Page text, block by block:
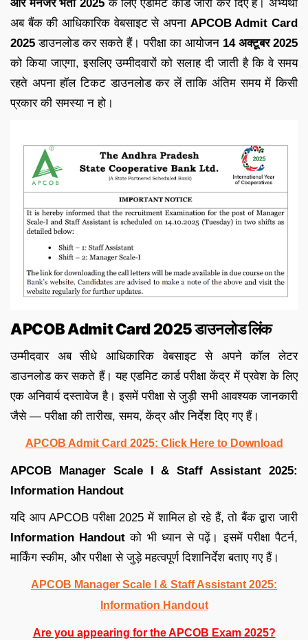
और मैनेजर भर्ती 2025 के लिए एडमिट कार्ड जारी कर दिए हैं। अभ्यर्थी
अब बैंक की आधिकारिक वेबसाइट से अपना APCOB Admit Card
2025 डाउनलोड कर सकते हैं। परीक्षा का आयोजन 14 अक्टूबर 2025
को किया जाएगा, इसलिए उम्मीदवारों को सलाह दी जाती है कि वे समय
रहते अपना हॉल टिकट डाउनलोड कर लें ताकि अंतिम समय में किसी
प्रकार की समस्या न हो।
APCOB Admit Card 2025 डाउनलोड लिंक
उम्मीदवार अब सीधे आधिकारिक वेबसाइट से अपने कॉल लेटर
डाउनलोड कर सकते हैं। यह एडमिट कार्ड परीक्षा केंद्र में प्रवेश के लिए
एक अनिवार्य दस्तावेज है। इसमें परीक्षा से जुड़ी सभी आवश्यक जानकारी
जैसे — परीक्षा की तारीख, समय, केंद्र और निर्देश दिए गए हैं।
APCOB Admit Card 2025: Click Here to Download
APCOB Manager Scale I & Staff Assistant 2025:
Information Handout
यदि आप APCOB परीक्षा 2025 में शामिल हो रहे हैं, तो बैंक द्वारा जारी
Information Handout को भी ध्यान से पढ़ें। इसमें परीक्षा पैटर्न,
मार्किंग स्कीम, और परीक्षा से जुड़े महत्वपूर्ण दिशानिर्देश बताए गए हैं।
APCOB Manager Scale I & Staff Assistant 2025:
Information Handout
Are you appearing for the APCOB Exam 2025?